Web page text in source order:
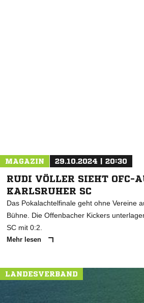
MAGAZIN 29.10.2024 | 20:30
RUDI VÖLLER SIEHT OFC-
KARLSRUHER SC
Das Pokalachtelfinale geht ohne Vereine
Bühne. Die Offenbacher Kickers
SC mit 0:2.
Mehr lesen
LANDESVERBAND